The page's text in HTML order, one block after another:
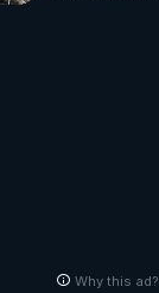
Why this ad?